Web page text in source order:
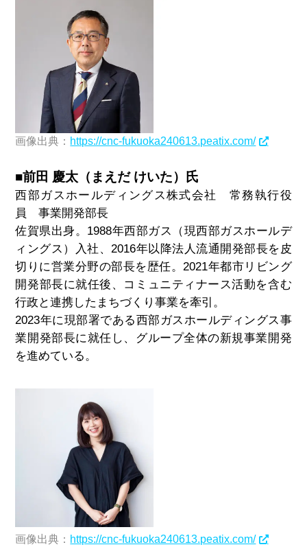
画像出典： https://cnc-fukuoka240613.peatix.com/
■前田 慶太（まえだ けいた）氏
西部ガスホールディングス株式会社 常務執行役
員 事業開発部長
佐賀県出身。1988年西部ガス（現西部ガスホールデ
ィングス）入社、2016年以降法人流通開発部長を皮
切りに営業分野の部長を歴任。2021年都市リビング
開発部長に就任後、コミュニティナース活動を含む
行政と連携したまちづくり事業を牽引。
2023年に現部署である西部ガスホールディングス事
業開発部長に就任し、グループ全体の新規事業開発
を進めている。
画像出典： https://cnc-fukuoka240613.peatix.com/